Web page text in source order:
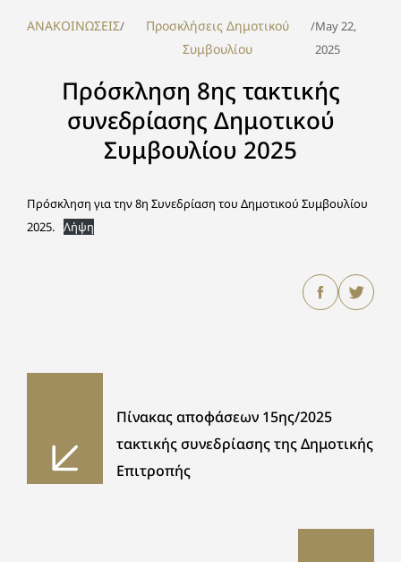
ΑΝΑΚΟΙΝΩΣΕΙΣ/
Προσκλήσεις Δημοτικού
Συμβουλίου
/May 22,
2025
Πρόσκληση 8ης τακτικής
συνεδρίασης Δημοτικού
Συμβουλίου 2025
Πρόσκληση για την 8η Συνεδρίαση του Δημοτικού Συμβουλίου
2025. Λήψη
Πίνακας αποφάσεων 15ης/2025
τακτικής συνεδρίασης της Δημοτικής
Επιτροπής